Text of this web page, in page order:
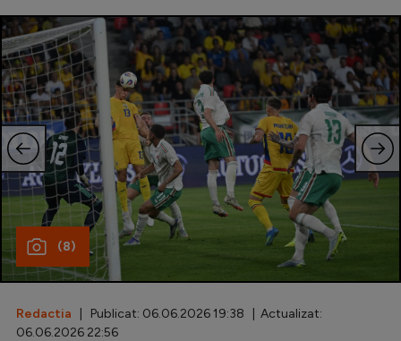
SuperLiga
Liga 2
Cupa României
Echipa Națională
U21
Fotbal feminin
Special
Diverse
Inedit
Clasamente
(8)
Redactia | Publicat: 06.06.2026 19:38 | Actualizat:
06.06.2026 22:56